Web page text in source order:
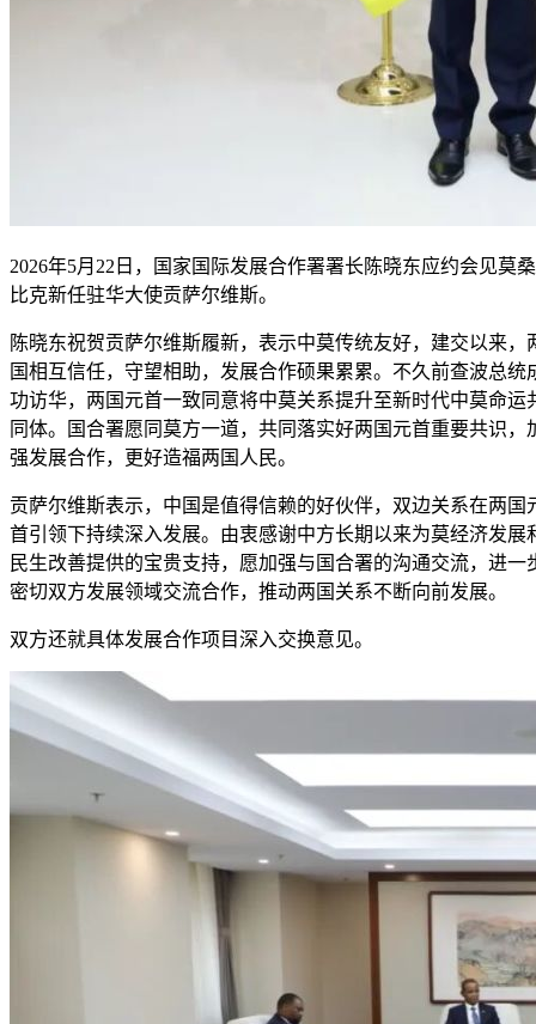
2026年5月22日，国家国际发展合作署署长陈晓东应约会见莫桑
比克新任驻华大使贡萨尔维斯。
陈晓东祝贺贡萨尔维斯履新，表示中莫传统友好，建交以来，
国相互信任，守望相助，发展合作硕果累累。不久前查波总统
功访华，两国元首一致同意将中莫关系提升至新时代中莫命运
同体。国合署愿同莫方一道，共同落实好两国元首重要共识，
强发展合作，更好造福两国人民。
贡萨尔维斯表示，中国是值得信赖的好伙伴，双边关系在两国
首引领下持续深入发展。由衷感谢中方长期以来为莫经济发展
民生改善提供的宝贵支持，愿加强与国合署的沟通交流，进一
密切双方发展领域交流合作，推动两国关系不断向前发展。
双方还就具体发展合作项目深入交换意见。